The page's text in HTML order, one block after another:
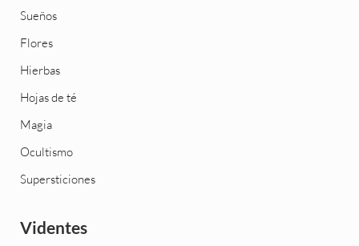
Sueños
Flores
Hierbas
Hojas de té
Magia
Ocultismo
Supersticiones
Videntes